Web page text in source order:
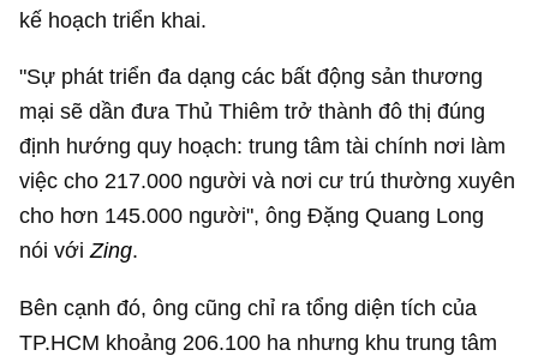
kế hoạch triển khai.
"Sự phát triển đa dạng các bất động sản thương
mại sẽ dần đưa Thủ Thiêm trở thành đô thị đúng
định hướng quy hoạch: trung tâm tài chính nơi làm
việc cho 217.000 người và nơi cư trú thường xuyên
cho hơn 145.000 người", ông Đặng Quang Long
nói vớiZing.
Bên cạnh đó, ông cũng chỉ ra tổng diện tích của
TP.HCM khoảng 206.100 ha nhưng khu trung tâm